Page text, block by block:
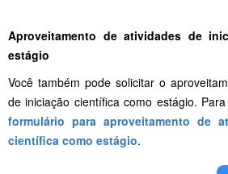
Aproveitamento de atividades de
estágio
Você também pode solicitar o
de iniciação científica como estágio.
formulário para aproveitamento de
científica como estágio.